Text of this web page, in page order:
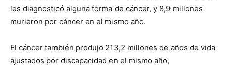
les diagnosticó alguna forma de cáncer, y 8,9 millones
murieron por cáncer en el mismo año.
El cáncer también produjo 213,2 millones de años de vida
ajustados por discapacidad en el mismo año,